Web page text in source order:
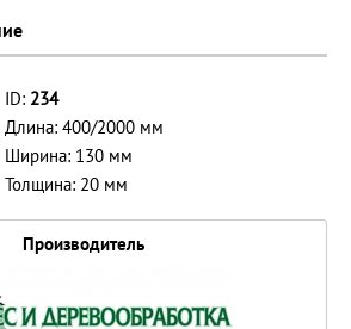
ID: 234
Длина: 400/2000 мм
Ширина: 130 мм
Толщина: 20 мм
Производитель